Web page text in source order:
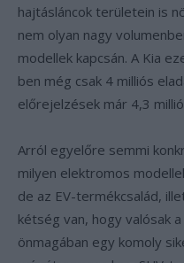
hajtásláncok területein is
nem olyan nagy
modellek kapcsán. A Kia
ben még csak 4 milliós
előrejelzések már 4,3
Arról egyelőre semmi
milyen elektromos
de az EV-termékcsalád,
kétség van, hogy valósak
önmagában egy komoly